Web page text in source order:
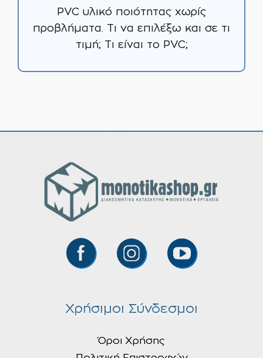
PVC υλικό ποιότητας χωρίς
προβλήματα. Τι να επιλέξω και σε τι
τιμή; Τι είναι το PVC;
Χρήσιμοι Σύνδεσμοι
Όροι Χρήσης